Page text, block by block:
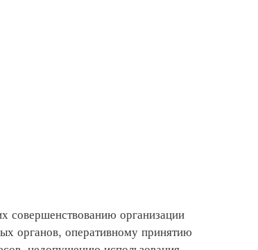
совершенствованию организации
органов, оперативному принятию